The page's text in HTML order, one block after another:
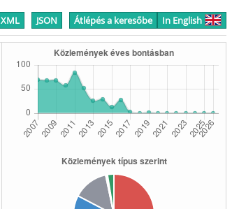
XML JSON Átlépés a keresőbe In English